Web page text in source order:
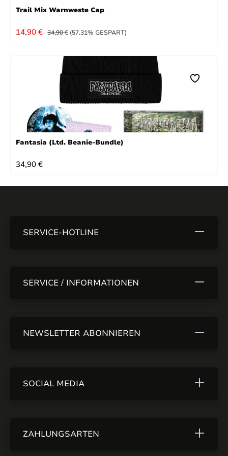
Trail Mix Warnweste Cap
VERKAUFSPREIS:
14,90 € REGULÄRER PREIS:
34,90 € (57.31% GESPART)
Fantasia (Ltd. Beanie-Bundle)
REGULÄRER PREIS:
34,90 €
SERVICE-HOTLINE
SERVICE / INFORMATIONEN
NEWSLETTER ABONNIEREN
SOCIAL MEDIA
ZAHLUNGSARTEN